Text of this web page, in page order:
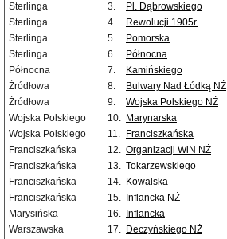
Sterlinga
3. Pl. Dąbrowskiego
Sterlinga
4. Rewolucji 1905r.
Sterlinga
5. Pomorska
Sterlinga
6. Północna
Północna
7. Kamińskiego
Źródłowa
8. Bulwary Nad Łódką NŻ
Źródłowa
9. Wojska Polskiego NŻ
Wojska Polskiego
10. Marynarska
Wojska Polskiego
11. Franciszkańska
Franciszkańska
12. Organizacji WiN NŻ
Franciszkańska
13. Tokarzewskiego
Franciszkańska
14. Kowalska
Franciszkańska
15. Inflancka NŻ
Marysińska
16. Inflancka
Warszawska
17. Deczyńskiego NŻ